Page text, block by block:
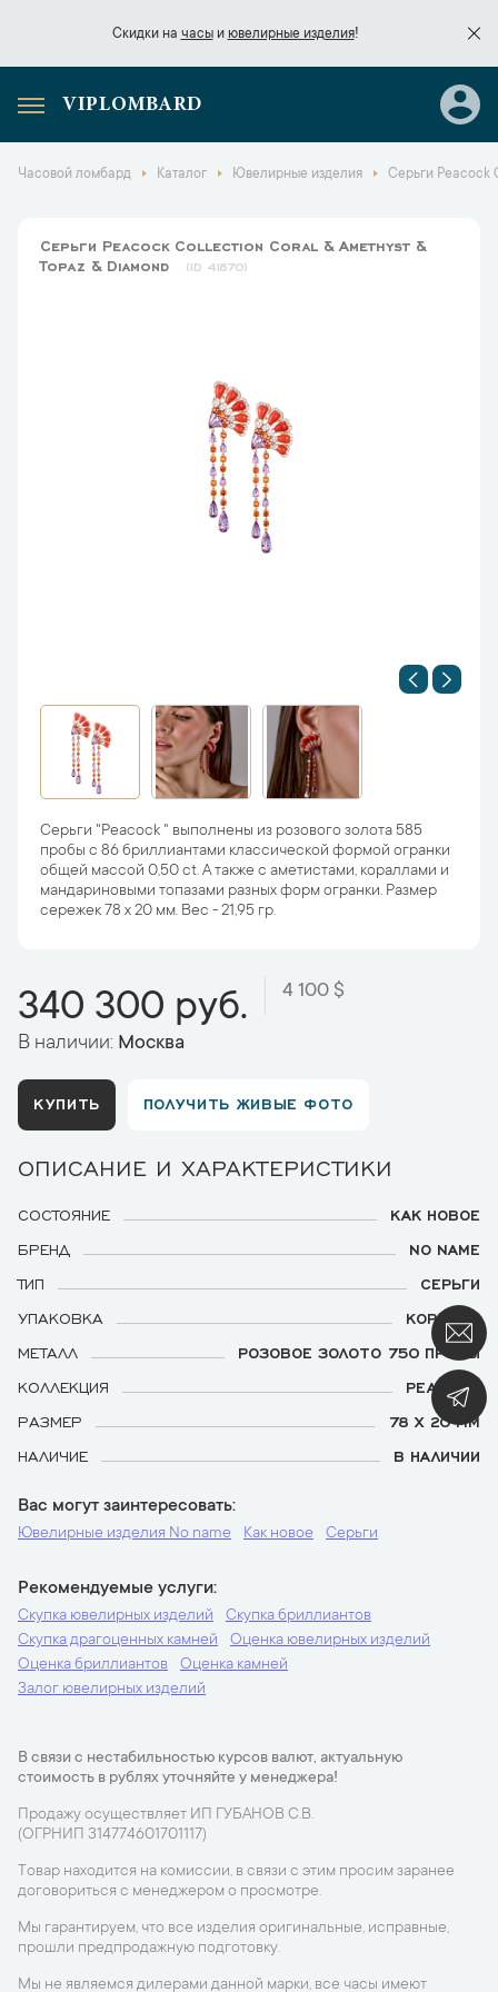
Скидки на часыи ювелирные изделия!
Скидки начасы
VIPLOMBARD
Часовой ломбард Каталог Ювелирные изделия Серьги Peacock
Серьги Peacock Collection Coral & Amethyst &
Topaz & Diamond
41870
Серьги "Peacock " выполнены из розового золота 585
пробы с 86 бриллиантами классической формой огранки
общей массой 0,50 ct. А также с аметистами, кораллами и
мандариновыми топазами разных форм огранки. Размер
сережек 78 х 20 мм. Вес - 21,95 гр.
340 300 руб. 4 100 $
В наличии: Москва
КУПИТЬ ПОЛУЧИТЬ ЖИВЫЕ ФОТО
ОПИСАНИЕ И ХАРАКТЕРИСТИКИ
СОСТОЯНИЕ
КАК НОВОЕ
БРЕНД
NO NAME
ТИП
СЕРЬГИ
УПАКОВКА
КОРОБКА
МЕТАЛЛ
РОЗОВОЕ ЗОЛОТО 750 ПРОБЫ
КОЛЛЕКЦИЯ
PEACOCK
РАЗМЕР
78 Х 20 ММ
НАЛИЧИЕ
В НАЛИЧИИ
Вас могут заинтересовать
Ювелирные изделия No name Как новое Серьги
Рекомендуемые услуги
Скупка ювелирных изделий
Скупка бриллиантов
Скупка драгоценных камней
Оценка ювелирных изделий
Оценка бриллиантов
Оценка камней
Залог ювелирных изделий
В связи с нестабильностью курсов валют, актуальную
стоимость в рублях уточняйте у менеджера!
Продажу осуществляет ИП ГУБАНОВ С.В.
(ОГРНИП 314774601701117)
Товар находится на комиссии, в связи с этим просим заранее
договориться с менеджером о просмотре.
Мы гарантируем, что все изделия оригинальные, исправные,
прошли предпродажную подготовку.
Мы не являемся дилерами данной марки, все часы имеют